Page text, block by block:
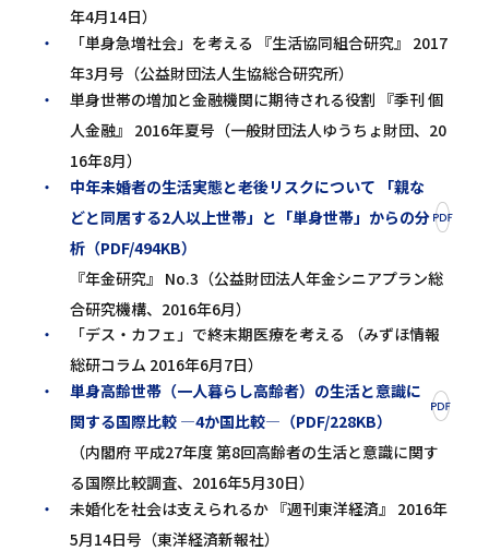
年4月14日）
「単身急増社会」を考える 『生活協同組合研究』 2017
年3月号（公益財団法人生協総合研究所）
単身世帯の増加と金融機関に期待される役割 『季刊 個
人金融』 2016年夏号（一般財団法人ゆうちょ財団、20
16年8月）
中年未婚者の生活実態と老後リスクについて 「親な
どと同居する2人以上世帯」と「単身世帯」からの分
析（PDF/494KB）
『年金研究』 No.3（公益財団法人年金シニアプラン総
合研究機構、2016年6月）
「デス・カフェ」で終末期医療を考える （みずほ情報
総研コラム 2016年6月7日）
単身高齢世帯（一人暮らし高齢者）の生活と意識に
関する国際比較 ―4か国比較―（PDF/228KB）
（内閣府 平成27年度 第8回高齢者の生活と意識に関す
る国際比較調査、2016年5月30日）
未婚化を社会は支えられるか 『週刊東洋経済』 2016年
5月14日号（東洋経済新報社）